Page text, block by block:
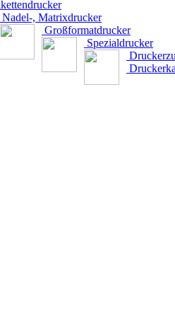
Nadel-, Matrixdrucker
Großformatdrucker
Spezialdrucker